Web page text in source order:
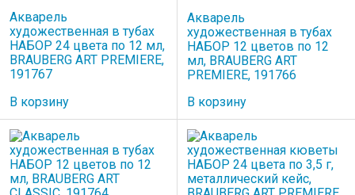
Акварель
художественная в тубах
НАБОР 24 цвета по 12 мл,
BRAUBERG ART PREMIERE,
191767
В корзину
Акварель
художественная в тубах
НАБОР 12 цветов по 12
мл, BRAUBERG ART
PREMIERE, 191766
В корзину